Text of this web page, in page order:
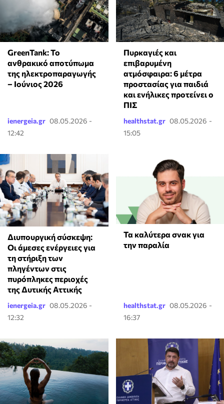
GreenTank: Το
ανθρακικό αποτύπωμα
της ηλεκτροπαραγωγής
– Ιούνιος 2026
ienergeia.gr 08.05.2026 -
12:42
Πυρκαγιές και
επιβαρυμένη
ατμόσφαιρα: 6 μέτρα
προστασίας για παιδιά
και ενήλικες προτείνει ο
ΠΙΣ
healthstat.gr 08.05.2026 -
15:05
Διυπουργική σύσκεψη:
Οι άμεσες ενέργειες για
τη στήριξη των
πληγέντων στις
πυρόπληκες περιοχές
της Δυτικής Αττικής
ienergeia.gr 08.05.2026 -
12:32
Τα καλύτερα σνακ για
την παραλία
healthstat.gr 08.05.2026 -
16:37